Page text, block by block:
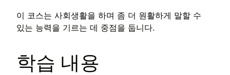
이 코스는 사회생활을 하며 좀 더 원활하게 말할 수
있는 능력을 기르는 데 중점을 둡니다.
학습 내용